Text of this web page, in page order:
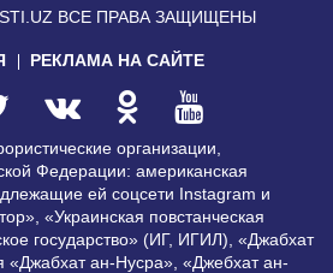
ВСЕ ПРАВА ЗАЩИЩЕНЫ
РЕКЛАМА НА САЙТЕ
организации,
Федерации: американская
ей соцсети Instagram и
«Украинская повстанческая
государство» (ИГ, ИГИЛ), «Джабхат
ан-Нусра», «Джебхат ан-